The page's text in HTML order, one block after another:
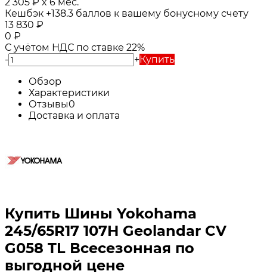
Кешбэк +138.3 баллов к вашему бонусному счету
13 830 ₽
0 ₽
С учётом НДС по ставке 22%
-
+Купить
Обзор
Характеристики
Отзывы0
Доставка и оплата
Купить Шины Yokohama
245/65R17 107H Geolandar CV
G058 TL Всесезонная по
выгодной цене